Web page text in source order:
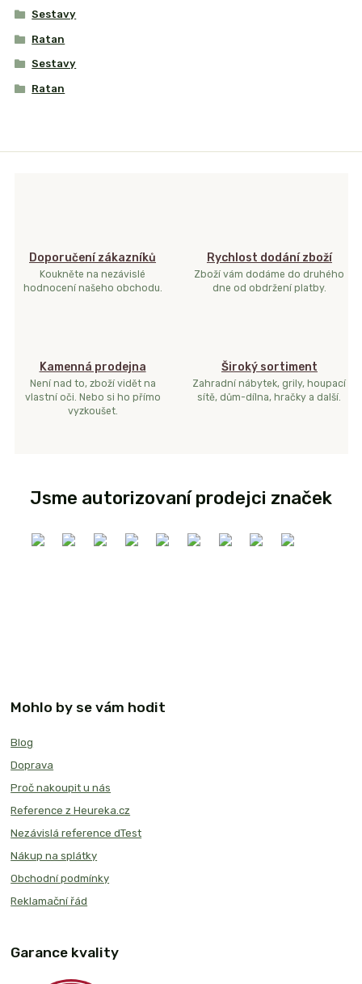
Sestavy
Ratan
Sestavy
Ratan
Doporučení zákazníků
Koukněte na nezávislé
hodnocení našeho obchodu.
Rychlost dodání zboží
Zboží vám dodáme do druhého
dne od obdržení platby.
Kamenná prodejna
Není nad to, zboží vidět na
vlastní oči. Nebo si ho přímo
vyzkoušet.
Široký sortiment
Zahradní nábytek, grily, houpací
sítě, dům-dílna, hračky a další.
Jsme autorizovaní prodejci značek
Mohlo by se vám hodit
Blog
Doprava
Proč nakoupit u nás
Reference z Heureka.cz
Nezávislá reference dTest
Nákup na splátky
Obchodní podmínky
Reklamační řád
Garance kvality